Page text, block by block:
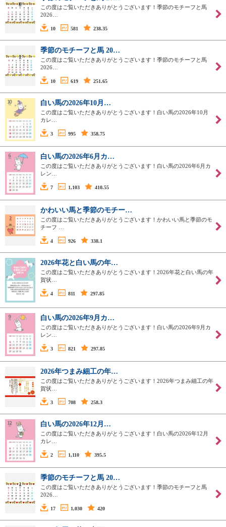
この度はご覧いただきありがとうございます！季節のモチーフと馬
2026…
10 581 238.35
季節のモチーフと馬 20…
この度はご覧いただきありがとうございます！季節のモチーフと馬
2026…
10 619 251.65
白い馬の2026年10月…
この度はご覧いただきありがとうございます！白い馬の2026年10月
カレ…
3 995 358.75
白い馬の2026年6月カ…
この度はご覧いただきありがとうございます！白い馬の2026年6月カ
レン…
7 1,103 410.55
かわいい馬と季節のモチー…
この度はご覧いただきありがとうございます！かわいい馬と季節のモ
チーフ …
4 926 338.1
2026年花と白い馬の年…
この度はご覧いただきありがとうございます！2026年花と白い馬の年
賀状…
4 811 297.85
白い馬の2026年9月カ…
この度はご覧いただきありがとうございます！白い馬の2026年9月カ
レン…
3 821 297.85
2026年つまみ細工の年…
この度はご覧いただきありがとうございます！2026年つまみ細工の年
賀状…
3 708 258.3
白い馬の2026年12月…
この度はご覧いただきありがとうございます！白い馬の2026年12月
カレ…
2 1,110 395.5
季節のモチーフと馬 20…
この度はご覧いただきありがとうございます！季節のモチーフと馬
2026…
17 1,030 420